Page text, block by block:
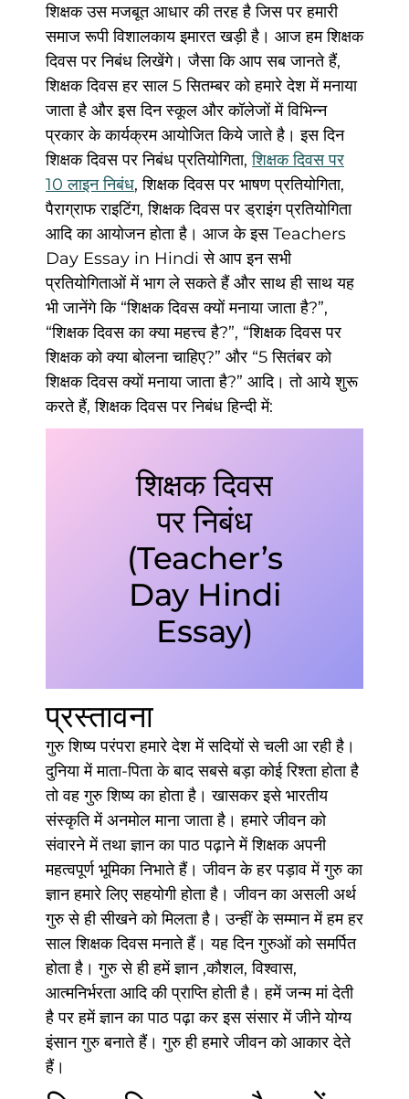
शिक्षक उस मजबूत आधार की तरह है जिस पर हमारी
समाज रूपी विशालकाय इमारत खड़ी है। आज हम शिक्षक
दिवस पर निबंध लिखेंगे। जैसा कि आप सब जानते हैं,
शिक्षक दिवस हर साल 5 सितम्बर को हमारे देश में मनाया
जाता है और इस दिन स्कूल और कॉलेजों में विभिन्न
प्रकार के कार्यक्रम आयोजित किये जाते है। इस दिन
शिक्षक दिवस पर निबंध प्रतियोगिता,शिक्षक दिवस पर
10 लाइन निबंध, शिक्षक दिवस पर भाषण प्रतियोगिता,
पैराग्राफ राइटिंग, शिक्षक दिवस पर ड्राइंग प्रतियोगिता
आदि का आयोजन होता है। आज के इस Teachers
Day Essay in Hindi से आप इन सभी
प्रतियोगिताओं में भाग ले सकते हैं और साथ ही साथ यह
भी जानेंगे कि “शिक्षक दिवस क्यों मनाया जाता है?”,
“शिक्षक दिवस का क्या महत्त्व है?”, “शिक्षक दिवस पर
शिक्षक को क्या बोलना चाहिए?” और “5 सितंबर को
शिक्षक दिवस क्यों मनाया जाता है?” आदि। तो आये शुरू
करते हैं, शिक्षक दिवस पर निबंध हिन्दी में:
शिक्षक दिवस
पर निबंध
(Teacher’s
Day Hindi
Essay)
प्रस्तावना
गुरु शिष्य परंपरा हमारे देश में सदियों से चली आ रही है।
दुनिया में माता-पिता के बाद सबसे बड़ा कोई रिश्ता होता है
तो वह गुरु शिष्य का होता है। खासकर इसे भारतीय
संस्कृति में अनमोल माना जाता है। हमारे जीवन को
संवारने में तथा ज्ञान का पाठ पढ़ाने में शिक्षक अपनी
महत्वपूर्ण भूमिका निभाते हैं। जीवन के हर पड़ाव में गुरु का
ज्ञान हमारे लिए सहयोगी होता है। जीवन का असली अर्थ
गुरु से ही सीखने को मिलता है। उन्हीं के सम्मान में हम हर
साल शिक्षक दिवस मनाते हैं। यह दिन गुरुओं को समर्पित
होता है। गुरु से ही हमें ज्ञान ,कौशल, विश्वास,
आत्मनिर्भरता आदि की प्राप्ति होती है। हमें जन्म मां देती
है पर हमें ज्ञान का पाठ पढ़ा कर इस संसार में जीने योग्य
इंसान गुरु बनाते हैं। गुरु ही हमारे जीवन को आकार देते
हैं।